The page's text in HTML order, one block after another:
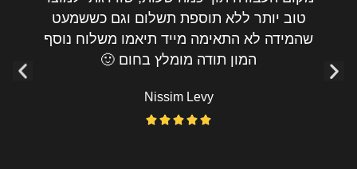
טוב יותר ללא תוספת תשלום וגם כששמעט
שהמידה לא התאימה מייד תיאמו משלוח נוסף
המון תודה מומלץ בחום 🙂
Nissim Levy




